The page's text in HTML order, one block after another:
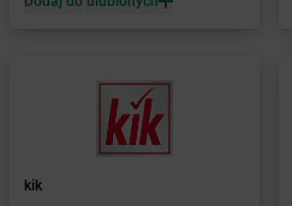
Bestwinka
Bezrzecze
BG1
Żabka
kik